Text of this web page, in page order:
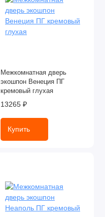
Межкомнатная дверь
экошпон Венеция ПГ
кремовый глухая
13265 ₽
Купить